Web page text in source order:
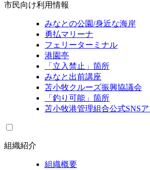
市民向け利用情報
みなとの公園/身近な海岸
勇払マリーナ
フェリーターミナル
港園亭
「立入禁止」箇所
みなと出前講座
苫小牧クルーズ振興協議会
「釣り可能」箇所
苫小牧港管理組合公式SNSア
組織紹介
組織概要